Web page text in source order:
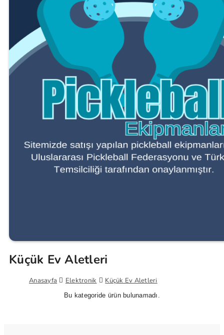
Küçük Ev Aletleri
Anasayfa Elektronik Küçük Ev Aletleri
Bu kategoride ürün bulunamadı.